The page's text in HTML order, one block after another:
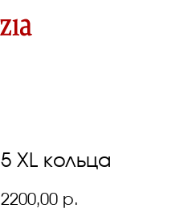
5 XL кольца
2200,00 р.